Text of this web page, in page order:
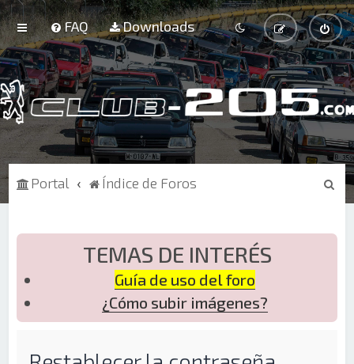
FAQ Downloads
Portal Índice de Foros
B
TEMAS DE INTERÉS
Guía de uso del foro
¿Cómo subir imágenes?